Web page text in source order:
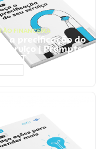
FINANCEIRA
a precificação do
serviço | Prompts